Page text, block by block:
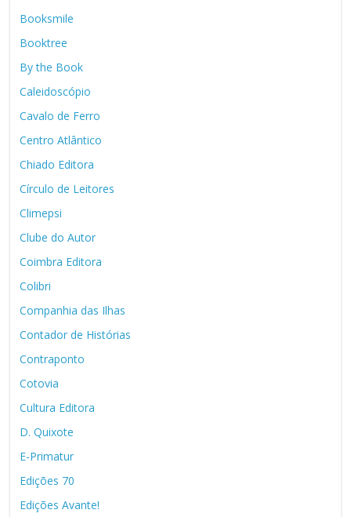
Booksmile
Booktree
By the Book
Caleidoscópio
Cavalo de Ferro
Centro Atlântico
Chiado Editora
Círculo de Leitores
Climepsi
Clube do Autor
Coimbra Editora
Colibri
Companhia das Ilhas
Contador de Histórias
Contraponto
Cotovia
Cultura Editora
D. Quixote
E-Primatur
Edições 70
Edições Avante!